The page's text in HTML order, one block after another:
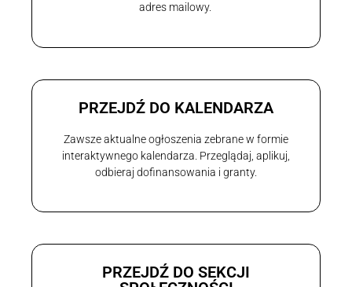
adres mailowy.
PRZEJDŹ DO KALENDARZA
Zawsze aktualne ogłoszenia zebrane w formie
interaktywnego kalendarza. Przeglądaj, aplikuj,
odbieraj dofinansowania i granty.
PRZEJDŹ DO SEKCJI